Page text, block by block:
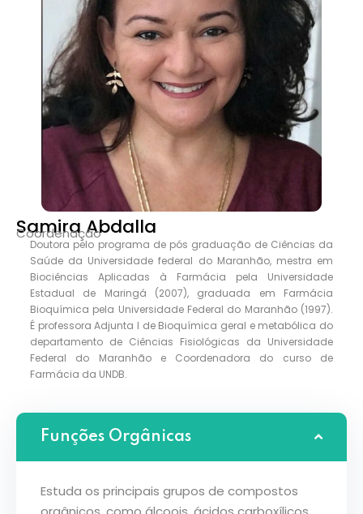
Samira Abdalla
Coordenação
Doutora pelo programa de pós graduação de Ciências da
Saúde da Universidade federal do Maranhão, mestra em
Biociências Aplicadas à Farmácia pela Universidade
Estadual de Maringá (2007), graduada em Farmácia
Bioquímica pela Universidade Federal do Maranhão (1997).
É professora Adjunta I de Bioquímica geral e metabólica do
departamento de Ciências Fisiológicas da Universidade
Federal do Maranhão e Coordenadora do curso de
Farmácia da UNDB.
Funções Orgânicas
Estuda os principais grupos de compostos